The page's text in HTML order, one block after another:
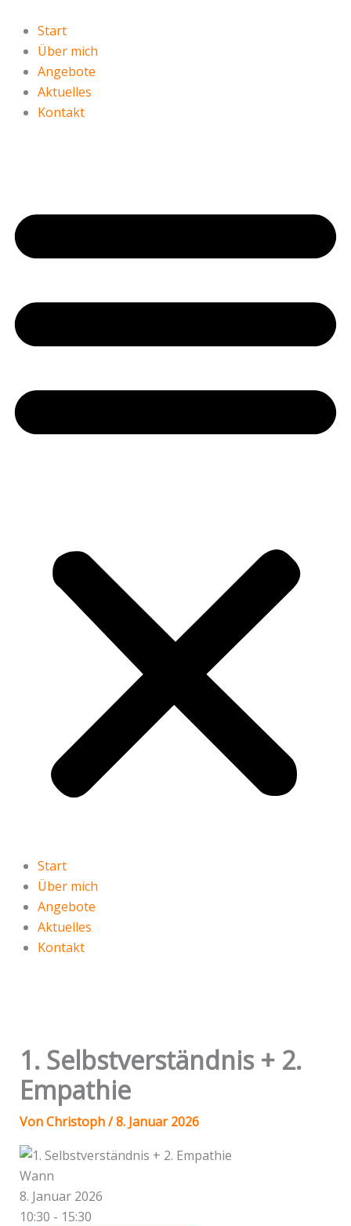
Inhalt
springen
Start
Über mich
Angebote
Aktuelles
Kontakt
Start
Über mich
Angebote
Aktuelles
Kontakt
1. Selbstverständnis + 2.
Empathie
VonChristoph/8. Januar 2026
Wann
8. Januar 2026
10:30 - 15:30